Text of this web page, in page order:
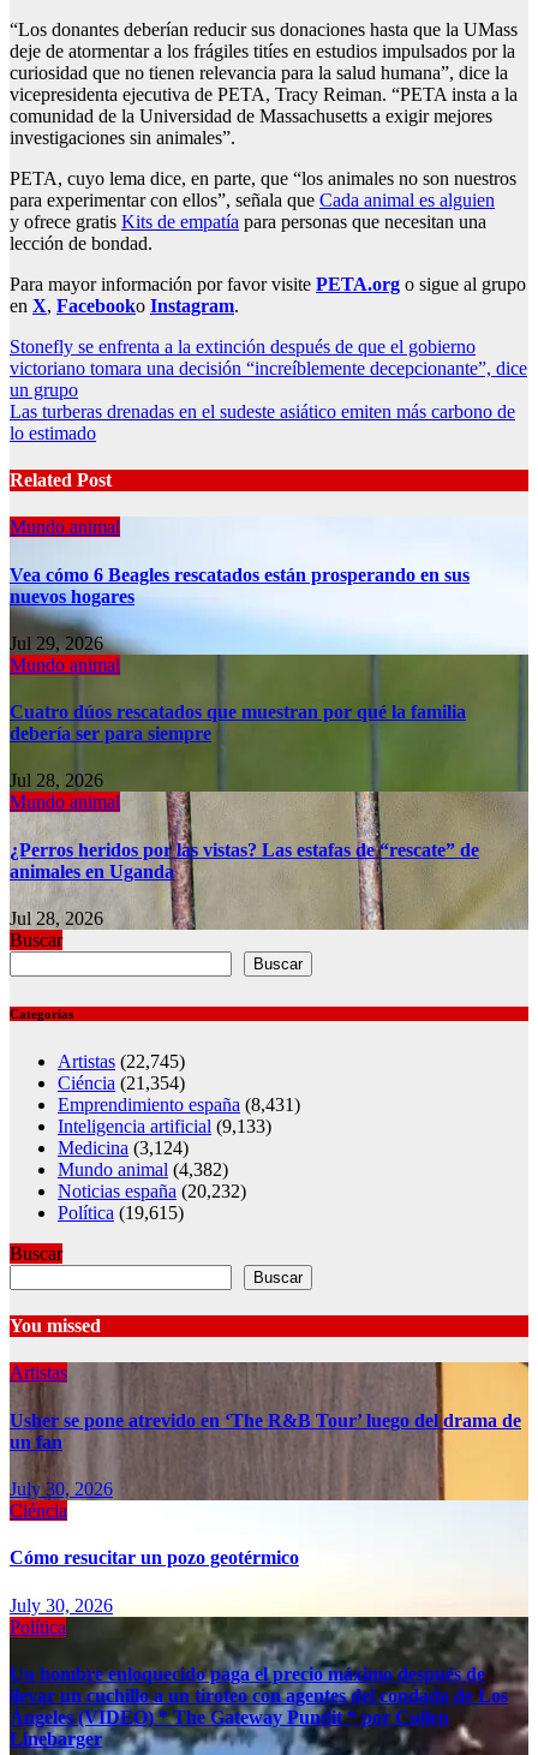
“Los donantes deberían reducir sus donaciones hasta que la UMass
deje de atormentar a los frágiles titíes en estudios impulsados ​​por la
curiosidad que no tienen relevancia para la salud humana”, dice la
vicepresidenta ejecutiva de PETA, Tracy Reiman. “PETA insta a la
comunidad de la Universidad de Massachusetts a exigir mejores
investigaciones sin animales”.
PETA, cuyo lema dice, en parte, que “los animales no son nuestros
para experimentar con ellos”, señala que Cada animal es alguien
y ofrece gratis Kits de empatía para personas que necesitan una
lección de bondad.
Para mayor información por favor visite PETA.org o sigue al grupo
en X, Facebooko Instagram.
Post
navigation
Stonefly se enfrenta a la extinción después de que el gobierno
victoriano tomara una decisión “increíblemente decepcionante”, dice
un grupo
Las turberas drenadas en el sudeste asiático emiten más carbono de
lo estimado
Related Post
Mundo animal
Vea cómo 6 Beagles rescatados están prosperando en sus
nuevos hogares
Jul 29, 2026
Mundo animal
Cuatro dúos rescatados que muestran por qué la familia
debería ser para siempre
Jul 28, 2026
Mundo animal
¿Perros heridos por las vistas? Las estafas de “rescate” de
animales en Uganda
Jul 28, 2026
Buscar
Buscar
Categorías
Artistas (22,745)
Ciéncia (21,354)
Emprendimiento españa (8,431)
Inteligencia artificial (9,133)
Medicina (3,124)
Mundo animal (4,382)
Noticias españa (20,232)
Política (19,615)
Buscar
Buscar
You missed
Artistas
Usher se pone atrevido en ‘The R&B Tour’ luego del drama de
un fan
July 30, 2026
Ciéncia
Cómo resucitar un pozo geotérmico
July 30, 2026
Política
Un hombre enloquecido paga el precio máximo después de
llevar un cuchillo a un tiroteo con agentes del condado de Los
Ángeles (VIDEO) * The Gateway Pundit * por Cullen
Linebarger